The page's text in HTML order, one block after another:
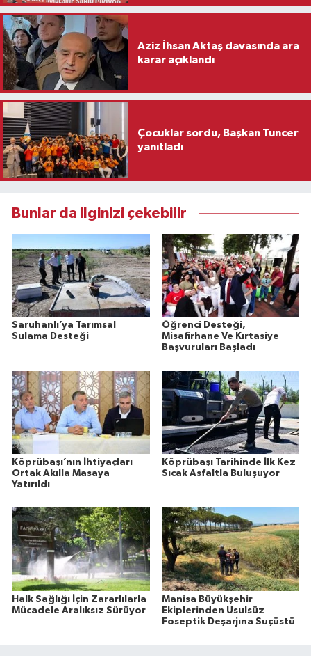
Aziz İhsan Aktaş davasında ara
karar açıklandı
Çocuklar sordu, Başkan Tuncer
yanıtladı
Bunlar da ilginizi çekebilir
Saruhanlı’ya Tarımsal
Sulama Desteği
Öğrenci Desteği,
Misafirhane Ve Kırtasiye
Başvuruları Başladı
Köprübaşı’nın İhtiyaçları
Ortak Akılla Masaya
Yatırıldı
Köprübaşı Tarihinde İlk Kez
Sıcak Asfaltla Buluşuyor
Halk Sağlığı İçin Zararlılarla
Mücadele Aralıksız Sürüyor
Manisa Büyükşehir
Ekiplerinden Usulsüz
Foseptik Deşarjına Suçüstü